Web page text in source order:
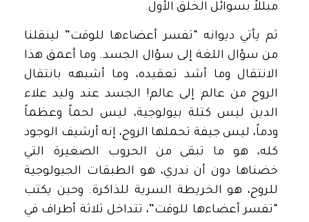
مبللاً بسوائل الخلق الأول.
ثم يأتي ديوانه “تفسر أعضاءها للوقت” لينقلنا
من سؤال اللغة إلى سؤال الجسد. وما أعمق هذا
الانتقال وما أشد تعقيده، وما أشبهه بانتقال
الروح من عالم إلى عالم! الجسد عند وليد علاء
الدين ليس كتلة بيولوجية، ليس لحماً وعظماً
ودماً، ليس جيفة تحملها الروح، إنه أرشيف الوجود
كله، هو ما تبقى من الحروب الصغيرة التي
خضناها دون أن ندري، هو الطبقات الجيولوجية
للروح، هو الخريطة السرية للذاكرة. وحين يكتب
“تفسر أعضاءها للوقت”، تتداخل ثلاثة أطراف في